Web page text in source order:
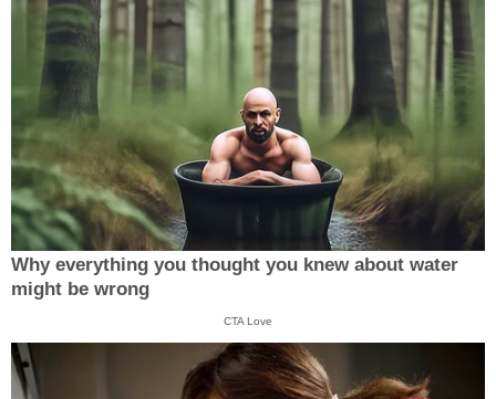
Why everything you thought you knew about water
might be wrong
CTA Love